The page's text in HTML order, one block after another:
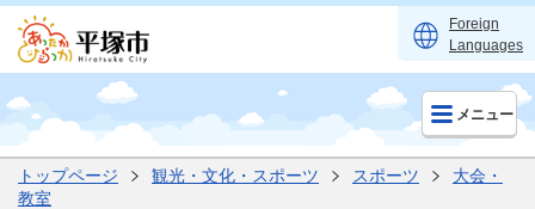
Foreign
Languages
メニュー
トップページ 観光・文化・スポーツ スポーツ
大会・
教室